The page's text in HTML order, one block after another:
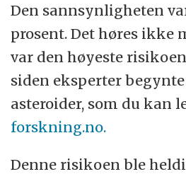
Den sannsynligheten
prosent. Det høres ikke
var den høyeste
siden eksperter
asteroider, som du kan
forskning.no.
Denne risikoen ble